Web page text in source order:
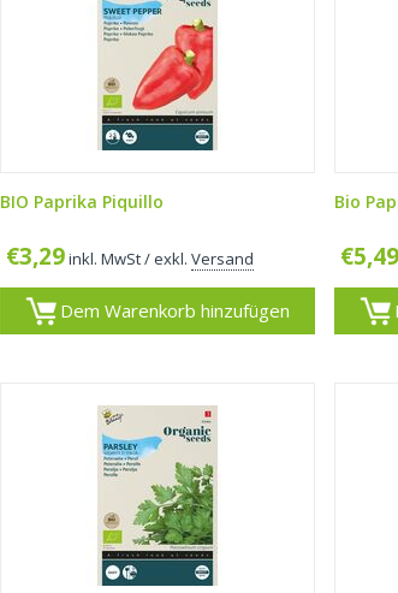
BIO Paprika Piquillo
€3,29inkl. MwSt/ exkl.Versand
Dem Warenkorb hinzufügen
Bio
€5,49